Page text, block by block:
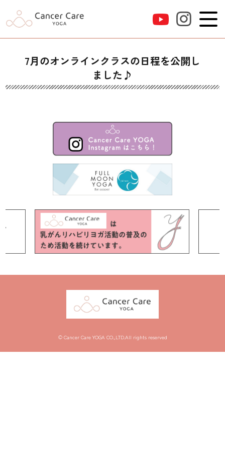
7月のオンラインクラスの日程を公開し
ました♪
© Cancer Care YOGA CO.,LTD.All rights reserved